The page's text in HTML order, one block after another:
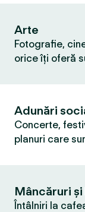
Arte
Fotografie,
orice îți oferă
Adunări
Concerte,
planuri care
Mâncăruri
Întâlniri la